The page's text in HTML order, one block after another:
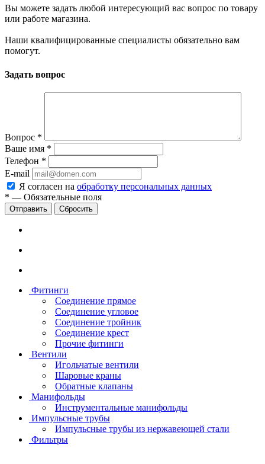
Вы можете задать любой интересующий вас вопрос по товару
или работе магазина.
Наши квалифицированные специалисты обязательно вам
помогут.
Задать вопрос
Вопрос *
Ваше имя *
Телефон *
E-mail
Я согласен на обработку персональных данных
* — Обязательные поля
Сбросить
Фитинги
Соединение прямое
Соединение угловое
Соединение тройник
Соединение крест
Прочие фитинги
Вентили
Игольчатые вентили
Шаровые краны
Обратные клапаны
Манифольды
Инструментальные манифольды
Импульсные трубы
Импульсные трубы из нержавеющей стали
Фильтры